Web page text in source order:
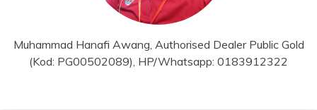
Muhammad Hanafi Awang, Authorised Dealer Public Gold
(Kod: PG00502089), HP/Whatsapp: 0183912322